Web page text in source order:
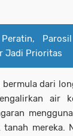
Jadi Prioritas
dari
air
tanah mereka.